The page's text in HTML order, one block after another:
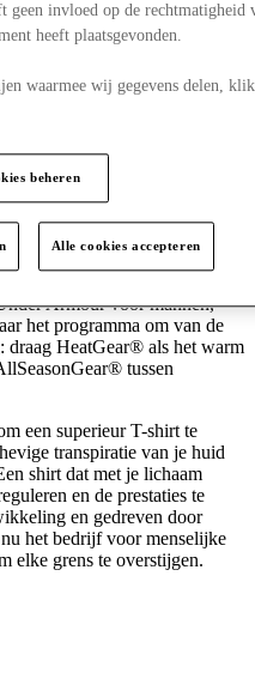
waarvan je niet
kunt voorstellen zonder te
door passie, design en
of Maryland
de grondlegger van
koel, droog en licht houdt
De technologie achter
Armour voor mannen,
het programma om van de
draag HeatGear® als het warm
tussen
een superieur T-shirt te
transpiratie van je huid
shirt dat met je lichaam
en de prestaties te
en gedreven door
het bedrijf voor menselijke
elke grens te overstijgen.
geen invloed op de rechtmatigheid
heeft plaatsgevonden.
waarmee wij gegevens delen,
beheren
Alle cookies accepteren